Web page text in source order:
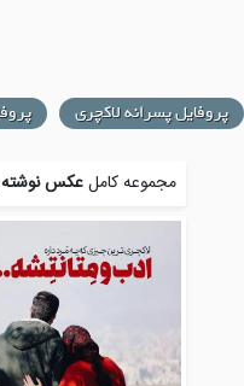
پروفایل پسرانه لاکچری
مجموعه کاملعکس نوشته